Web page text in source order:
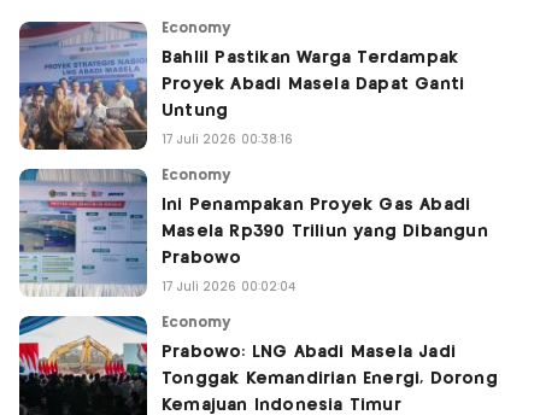
Economy
Bahlil Pastikan Warga Terdampak
Proyek Abadi Masela Dapat Ganti
Untung
17 Juli 2026 00:38:16
Economy
Ini Penampakan Proyek Gas Abadi
Masela Rp390 Triliun yang Dibangun
Prabowo
17 Juli 2026 00:02:04
Economy
Prabowo: LNG Abadi Masela Jadi
Tonggak Kemandirian Energi, Dorong
Kemajuan Indonesia Timur